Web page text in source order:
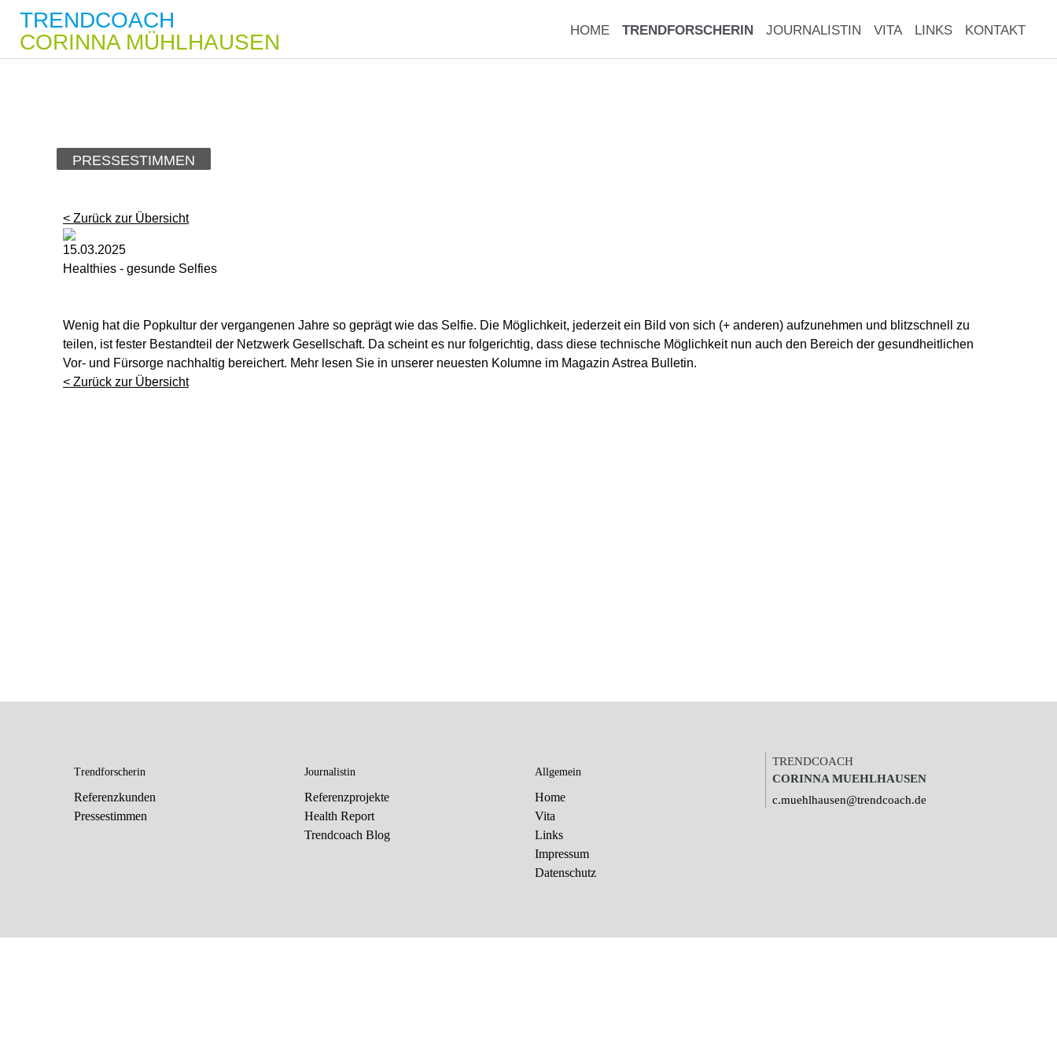
TRENDCOACH
CORINNA MÜHLHAUSEN
HOME TRENDFORSCHERIN JOURNALISTIN VITA LINKS KONTAKT
PRESSESTIMMEN
< Zurück zur Übersicht
15.03.2025
Healthies - gesunde Selfies
Wenig hat die Popkultur der vergangenen Jahre so geprägt wie das Selfie. Die Möglichkeit, jederzeit ein Bild von sich (+ anderen) aufzunehmen und blitzschnell zu
teilen, ist fester Bestandteil der Netzwerk Gesellschaft. Da scheint es nur folgerichtig, dass diese technische Möglichkeit nun auch den Bereich der gesundheitlichen
Vor- und Fürsorge nachhaltig bereichert. Mehr lesen Sie in unserer neuesten Kolumne im Magazin Astrea Bulletin.
< Zurück zur Übersicht
Trendforscherin
Referenzkunden
Pressestimmen
Journalistin
Referenzprojekte
Health Report
Trendcoach Blog
Allgemein
Home
Vita
Links
Impressum
Datenschutz
TRENDCOACH
CORINNA MUEHLHAUSEN
c.muehlhausen@trendcoach.de